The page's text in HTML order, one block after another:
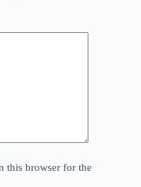
this browser for the